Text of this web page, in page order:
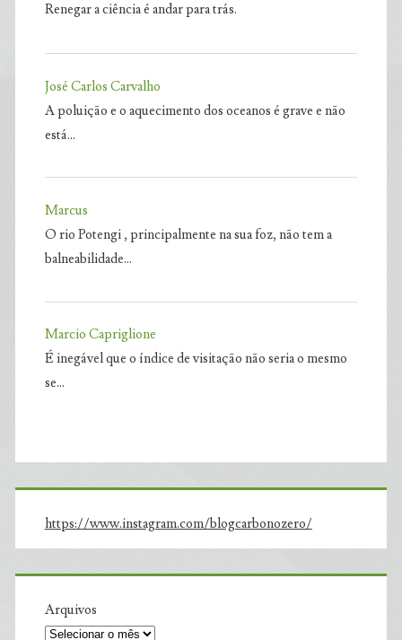
Renegar a ciência é andar para trás.
José Carlos Carvalho
A poluição e o aquecimento dos oceanos é grave e não
está…
Marcus
O rio Potengi , principalmente na sua foz, não tem a
balneabilidade…
Marcio Capriglione
É inegável que o índice de visitação não seria o mesmo
se…
https://www.instagram.com/blogcarbonozero/
Arquivos